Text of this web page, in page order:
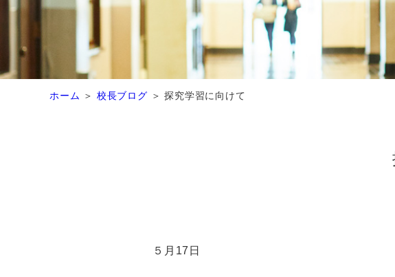
ホーム 校長ブログ 探究学習に向けて
５月 17 日